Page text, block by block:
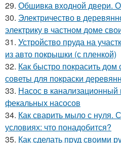
29. Обшивка входной двери.
30. Электричество в
электрику в частном доме
31. Устройство пруда на
из авто покрышки (с пленкой)
32. Как быстро покрасить
советы для покраски
33. Насос в
фекальных насосов
34. Как сварить мыло с
условиях: что понадобится?
35. Как сделать пруд своими